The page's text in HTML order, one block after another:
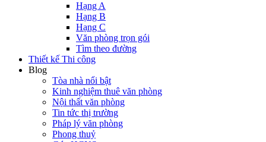
Hạng A
Hạng B
Hạng C
Văn phòng trọn gói
Tìm theo đường
Thiết kế Thi công
Blog
Tòa nhà nổi bật
Kinh nghiệm thuê văn phòng
Nội thất văn phòng
Tin tức thị trường
Pháp lý văn phòng
Phong thuỷ